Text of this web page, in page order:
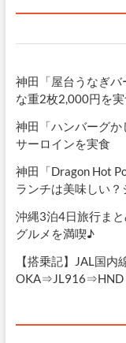
神田「屋台うなぎバ
な重2枚2,000円を実
神田「ハンバーグか
サーロインを実食
神田「Dragon Hot
ランチは美味しい
沖縄3泊4日旅行ま
グルメを満喫♪
【搭乗記】JAL国
OKA⇒JL916⇒HND